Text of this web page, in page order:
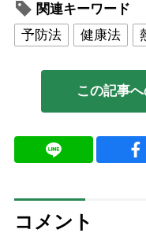
関連キーワード
予防法
健康法
この記事
コメント